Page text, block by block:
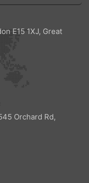
E15 1XJ, Great
Orchard Rd,